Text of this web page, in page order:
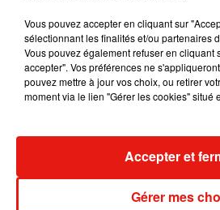
3 août 2026
leur mixtape
Vous pouvez accepter en cliquant sur
sélectionnant les finalités et/ou partenaires
Vous pouvez également refuser en cliquant
accepter". Vos préférences ne
pouvez mettre à jour vos choix, ou retirer
moment via le lien "Gérer les cookies" situé
Gérer mes
Accepter et